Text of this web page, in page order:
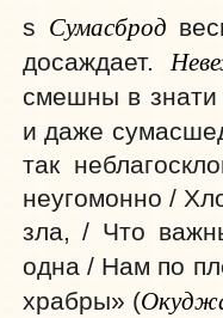
s Сумасброд
досаждает.
смешны в знати
и даже
так
неугомонно /
зла, / Что
одна / Нам по
храбры» (